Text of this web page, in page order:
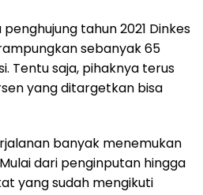
tahun 2021 Dinkes
sebanyak 65
Tentu saja, pihaknya terus
yang ditargetkan bisa
banyak menemukan
dari penginputan hingga
yang sudah mengikuti